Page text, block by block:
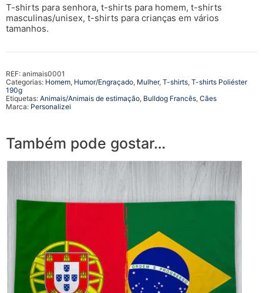
T-shirts para senhora, t-shirts para homem, t-shirts
masculinas/unisex, t-shirts para crianças em vários
tamanhos.
REF: animais0001
Categorias: Homem, Humor/Engraçado, Mulher, T-shirts, T-shirts Poliéster
190g
Etiquetas: Animais/Animais de estimação, Bulldog Francês, Cães
Marca: Personalizei
Também pode gostar…